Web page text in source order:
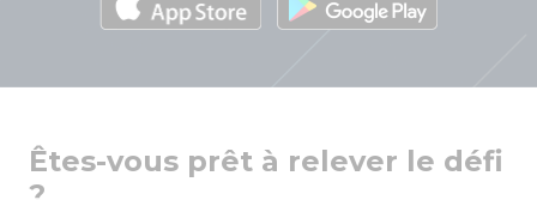
Êtes-vous prêt à relever le défi